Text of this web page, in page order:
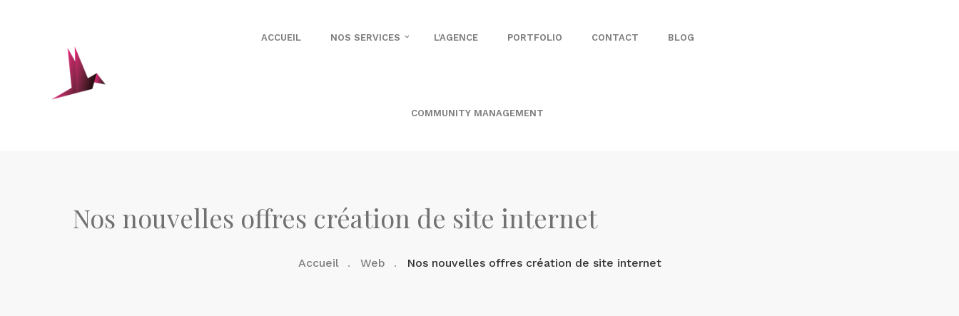
ACCUEIL NOS SERVICES L’AGENCE PORTFOLIO CONTACT BLOG
COMMUNITY MANAGEMENT
Nos nouvelles offres création de site internet
Accueil Web Nos nouvelles offres création de site internet